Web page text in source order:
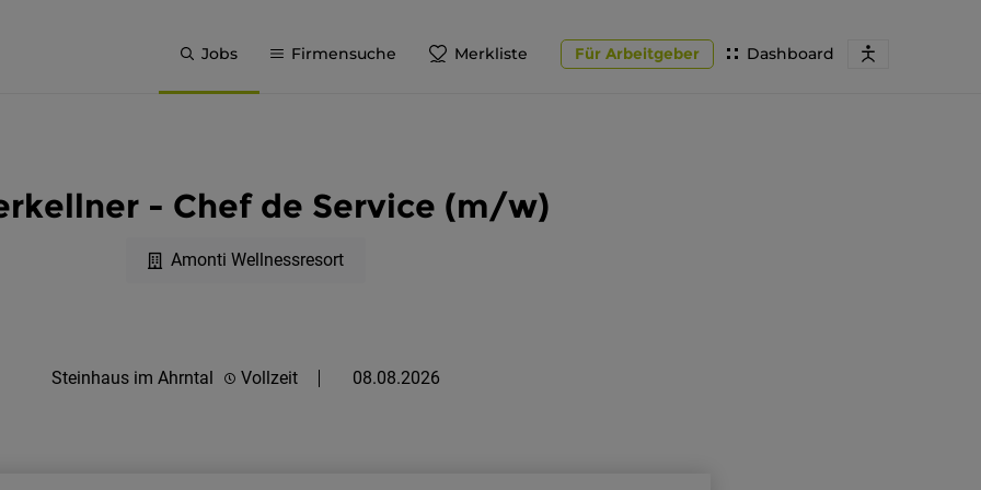
Jobs Firmensuche Merkliste Dashboard
Für Arbeitgeber
- Chef de Service (m/w)
Amonti Wellnessresort
Steinhaus im Ahrntal Vollzeit 08.08.2026